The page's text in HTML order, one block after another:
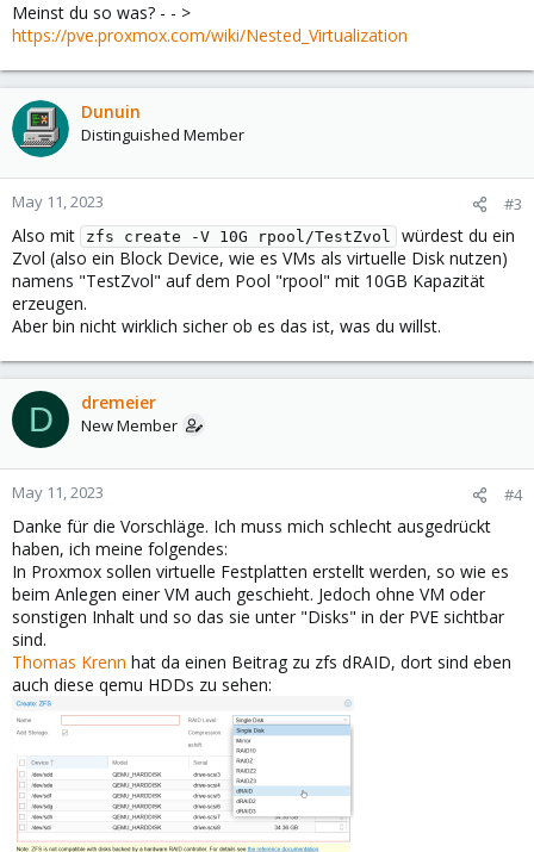
Meinst du so was? - - >
https://pve.proxmox.com/wiki/Nested_Virtualization
Dunuin
Distinguished Member
May 11, 2023 #3
Also mit zfs create -V 10G rpool/TestZvol
würdest du ein
Zvol (also ein Block Device, wie es VMs als virtuelle Disk nutzen)
namens "TestZvol" auf dem Pool "rpool" mit 10GB Kapazität
erzeugen.
Aber bin nicht wirklich sicher ob es das ist, was du willst.
D dremeier
New Member
May 11, 2023 #4
Danke für die Vorschläge. Ich muss mich schlecht ausgedrückt
haben, ich meine folgendes:
In Proxmox sollen virtuelle Festplatten erstellt werden, so wie es
beim Anlegen einer VM auch geschieht. Jedoch ohne VM oder
sonstigen Inhalt und so das sie unter "Disks" in der PVE sichtbar
sind.
Thomas Krenn hat da einen Beitrag zu zfs dRAID, dort sind eben
auch diese qemu HDDs zu sehen: